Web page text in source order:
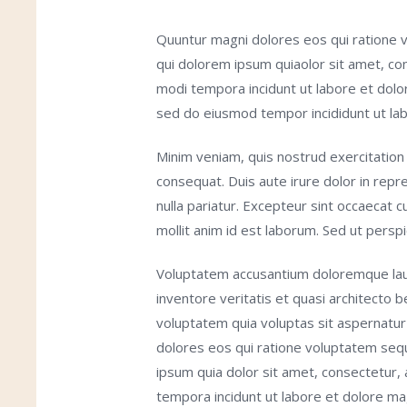
Quuntur magni dolores eos qui ratione
qui dolorem ipsum quiaolor sit amet,
modi tempora incidunt ut labore et
sed do eiusmod tempor incididunt ut
Minim veniam, quis nostrud
consequat. Duis aute irure dolor in
nulla pariatur. Excepteur sint occaecat
mollit anim id est laborum. Sed ut
Voluptatem accusantium doloremque
inventore veritatis et quasi architecto
voluptatem quia voluptas sit
dolores eos qui ratione voluptatem
ipsum quia dolor sit amet, consectetur,
tempora incidunt ut labore et dolore